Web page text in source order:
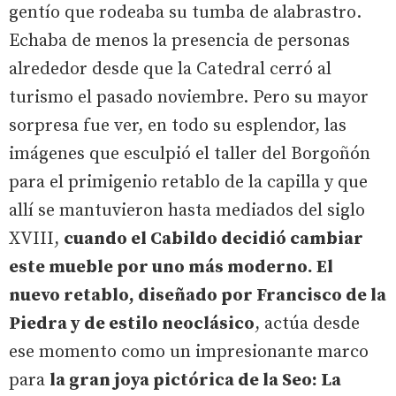
gentío que rodeaba su tumba de alabrastro.
Echaba de menos la presencia de personas
alrededor desde que la Catedral cerró al
turismo el pasado noviembre. Pero su mayor
sorpresa fue ver, en todo su esplendor, las
imágenes que esculpió el taller del Borgoñón
para el primigenio retablo de la capilla y que
allí se mantuvieron hasta mediados del siglo
XVIII, cuando el Cabildo decidió cambiar
este mueble por uno más moderno. El
nuevo retablo, diseñado por Francisco de la
Piedra y de estilo neoclásico, actúa desde
ese momento como un impresionante marco
para la gran joya pictórica de la Seo: La